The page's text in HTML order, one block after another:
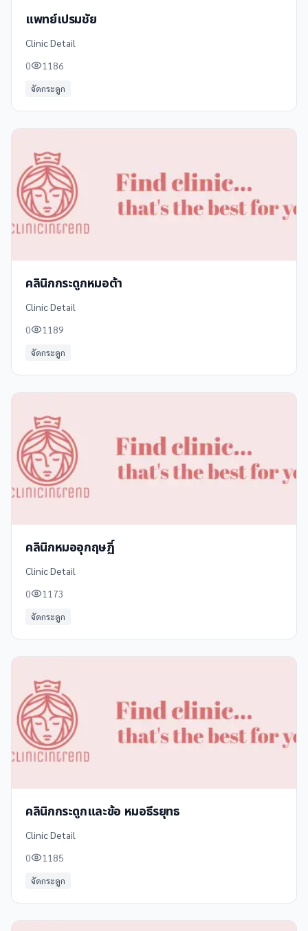
แพทย์เปรมชัย
Clinic Detail
0
1186
จัดกระดูก
คลินิกกระดูกหมอต้า
Clinic Detail
0
1189
จัดกระดูก
คลินิกหมออุกฤษฏิ์
Clinic Detail
0
1173
จัดกระดูก
คลินิกกระดูกและข้อ หมอธีรยุทธ
Clinic Detail
0
1185
จัดกระดูก